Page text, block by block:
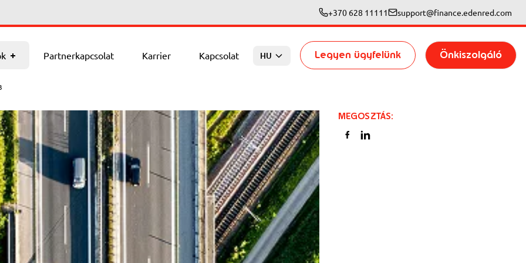
+370 628 11111 support@finance.edenred.com
Partnerkapcsolat Karrier Kapcsolat HU Legyen ügyfelünk Önkiszolgáló
MEGOSZTÁS: